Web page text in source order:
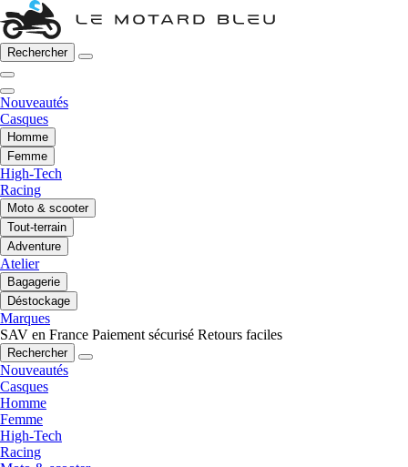
Rechercher
Nouveautés
Casques
Homme
Femme
High-Tech
Racing
Moto & scooter
Tout-terrain
Adventure
Atelier
Bagagerie
Déstockage
Marques
SAV en France Paiement sécurisé Retours faciles
Rechercher
Nouveautés
Casques
Homme
Femme
High-Tech
Racing